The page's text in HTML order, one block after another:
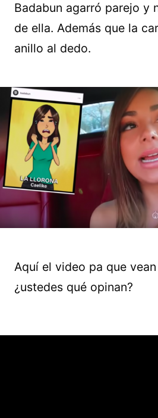
Badabun agarró parejo y
de ella. Además que la
anillo al dedo.
Aquí el video pa que
¿ustedes qué opinan?